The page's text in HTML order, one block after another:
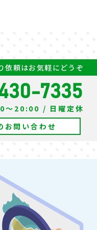
依頼はお気軽にどうぞ
7335
～20:00 / 日曜定休
お問い合わせ